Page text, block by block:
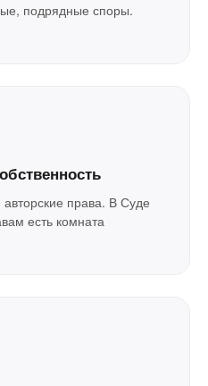
подрядные споры.
права. В Суде
есть комната